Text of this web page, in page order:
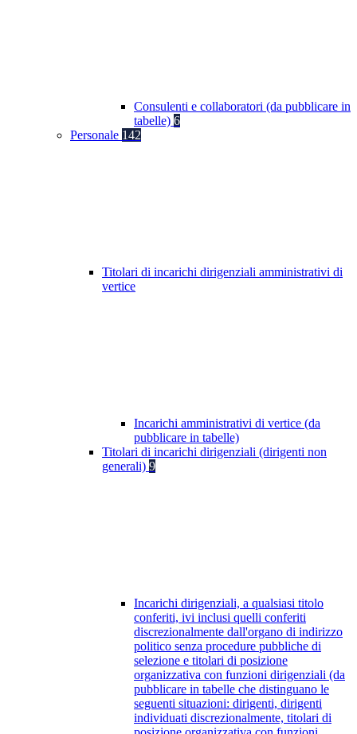
Consulenti e collaboratori (da pubblicare in
tabelle) 6
Personale 142
Titolari di incarichi dirigenziali amministrativi di
vertice
Incarichi amministrativi di vertice (da
pubblicare in tabelle)
Titolari di incarichi dirigenziali (dirigenti non
generali) 9
Incarichi dirigenziali, a qualsiasi titolo
conferiti, ivi inclusi quelli conferiti
discrezionalmente dall'organo di indirizzo
politico senza procedure pubbliche di
selezione e titolari di posizione
organizzativa con funzioni dirigenziali (da
pubblicare in tabelle che distinguano le
seguenti situazioni: dirigenti, dirigenti
individuati discrezionalmente, titolari di